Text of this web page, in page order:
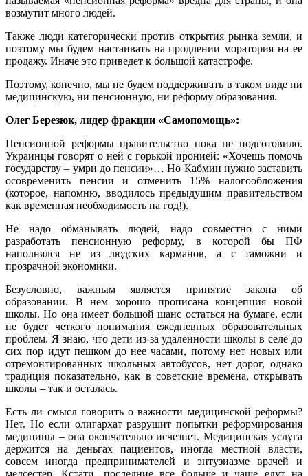
возмутит много людей.
Также люди категорически против открытия рынка земли, и
поэтому мы будем настаивать на продлении моратория на ее
продажу. Иначе это приведет к большой катастрофе.
Поэтому, конечно, мы не будем поддерживать в таком виде ни
медицинскую, ни пенсионную, ни реформу образования.
Олег Березюк, лидер фракции «Самопомощь»:
Пенсионной реформы правительство пока не подготовило.
Украинцы говорят о ней с горькой иронией: «Хочешь помочь
государству – умри до пенсии»… Но Кабмин нужно заставить
осовременить пенсии и отменить 15% налогообложения
(которое, напомню, вводилось предыдущим правительством
как временная необходимость на год!).
Не надо обманывать людей, надо совместно с ними
разработать пенсионную реформу, в которой бы ПФ
наполнялся не из людских карманов, а с таможни и
прозрачной экономики.
Безусловно, важным является принятие закона об
образовании. В нем хорошо прописана концепция новой
школы. Но она имеет большой шанс остаться на бумаге, если
не будет четкого понимания ежедневных образовательных
проблем. Я знаю, что дети из-за удаленности школы в селе до
сих пор идут пешком до нее часами, потому нет новых или
отремонтированных школьных автобусов, нет дорог, однако
традиция показательно, как в советские времена, открывать
школы – так и осталась.
Есть ли смысл говорить о важности медицинской реформы?
Нет. Но если олигархат разрушит попытки реформирования
медицины – она окончательно исчезнет. Медицинская услуга
держится на деньгах пациентов, иногда местной власти,
совсем иногда предпринимателей и энтузиазме врачей и
медсестер. Кстати, последние все больше и чаще едут на